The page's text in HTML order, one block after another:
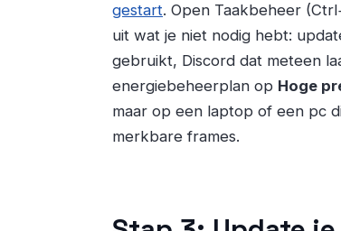
gestart. Open Taakbeheer
uit wat je niet nodig hebt:
gebruikt, Discord dat meteen
energiebeheerplan op Hoge
maar op een laptop of een pc
merkbare frames.